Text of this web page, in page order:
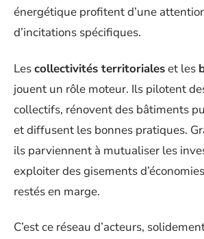
énergétique profitent d’une
d’incitations spécifiques.
Lescollectivités territorialeset les
jouent un rôle moteur. Ils pilotent
collectifs, rénovent des bâtiments
et diffusent les bonnes pratiques.
ils parviennent à mutualiser les
exploiter des gisements
restés en marge.
C’est ce réseau d’acteurs,